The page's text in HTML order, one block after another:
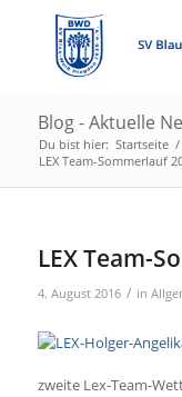
Blog - Aktuelle
Du bist hier: Startseite /
LEX Team-Sommerlauf
LEX Team-
4. August 2016 / in
zweite Lex-Team-